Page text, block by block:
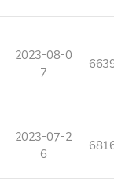
2023-08-0
7
2023-07-2
6